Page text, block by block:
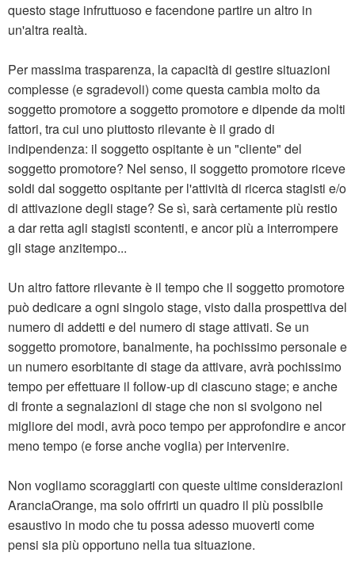
questo stage infruttuoso e facendone partire un altro in
un'altra realtà.
Per massima trasparenza, la capacità di gestire situazioni
complesse (e sgradevoli) come questa cambia molto da
soggetto promotore a soggetto promotore e dipende da molti
fattori, tra cui uno piuttosto rilevante è il grado di
indipendenza: il soggetto ospitante è un "cliente" del
soggetto promotore? Nel senso, il soggetto promotore riceve
soldi dal soggetto ospitante per l'attività di ricerca stagisti e/o
di attivazione degli stage? Se sì, sarà certamente più restio
a dar retta agli stagisti scontenti, e ancor più a interrompere
gli stage anzitempo...
Un altro fattore rilevante è il tempo che il soggetto promotore
può dedicare a ogni singolo stage, visto dalla prospettiva del
numero di addetti e del numero di stage attivati. Se un
soggetto promotore, banalmente, ha pochissimo personale e
un numero esorbitante di stage da attivare, avrà pochissimo
tempo per effettuare il follow-up di ciascuno stage; e anche
di fronte a segnalazioni di stage che non si svolgono nel
migliore dei modi, avrà poco tempo per approfondire e ancor
meno tempo (e forse anche voglia) per intervenire.
Non vogliamo scoraggiarti con queste ultime considerazioni
AranciaOrange, ma solo offrirti un quadro il più possibile
esaustivo in modo che tu possa adesso muoverti come
pensi sia più opportuno nella tua situazione.